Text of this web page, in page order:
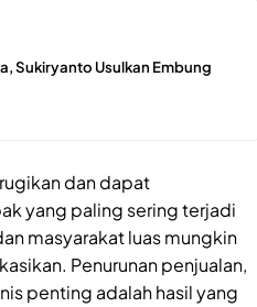
Sukiryanto Usulkan Embung
dan dapat
yang paling sering terjadi
masyarakat luas mungkin
Penurunan penjualan,
penting adalah hasil yang